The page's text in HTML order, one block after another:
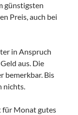
günstigsten
Preis, auch bei
in Anspruch
aus. Die
bemerkbar. Bis
nichts.
für Monat gutes